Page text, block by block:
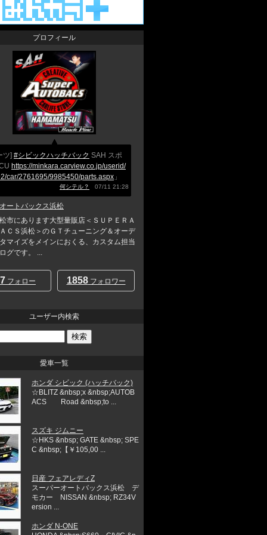
プロフィール
ツ] #シビックハッチバック SAH スポ
https://minkara.carview.co.jp/userid/
car/2761695/9985450/parts.aspx 」
何シテル？ 07/11 21:28
ートバックス浜松
市にあります大型量販店＜ＳＵＰＥＲＡ
ＣＳ浜松＞のＧＴチューニング＆オーデ
マイズをメインにおくる、カスタム担当
グです。 ...
フォロー 1858フォロワー
ユーザー内検索
愛車一覧
ホンダ シビック (ハッチバック)
☆BLITZ &nbsp;x &nbsp;AUTOB
ACS Road &nbsp;to ...
スズキ ジムニー
☆HKS &nbsp; GATE &nbsp; SPE
C &nbsp;【￥105,00 ...
日産 フェアレディZ
スーパーオートバックス浜松 デ
モカー NISSAN &nbsp; RZ34V
ersion ...
ホンダ N-ONE